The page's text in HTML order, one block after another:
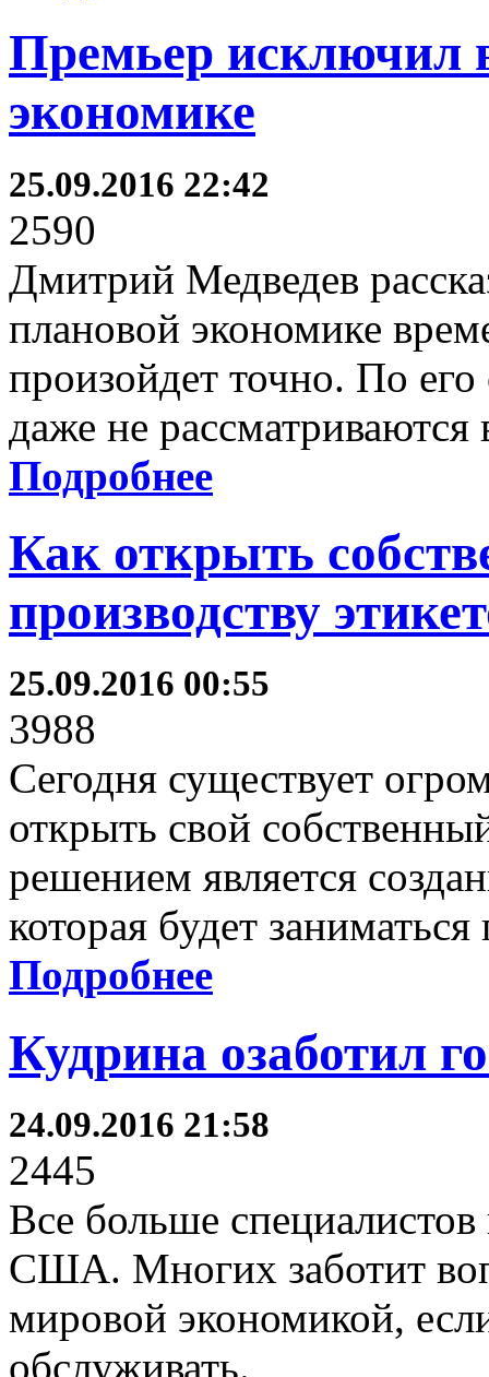
Премьер исключил
экономике
25.09.2016 22:42
2590
Дмитрий Медведев
плановой экономике
произойдет точно. По
даже не рассматриваются
Подробнее
Как открыть
производству
25.09.2016 00:55
3988
Сегодня существует
открыть свой
решением является
которая будет
Подробнее
Кудрина озаботил
24.09.2016 21:58
2445
Все больше специалистов
США. Многих заботит
мировой экономикой,
обслуживать.